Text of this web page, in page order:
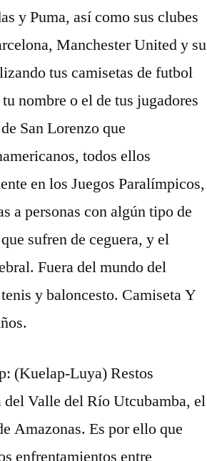
y Puma, así como sus clubes
Manchester United y su
tus camisetas de futbol
nombre o el de tus jugadores
San Lorenzo que
todos ellos
en los Juegos Paralímpicos,
a personas con algún tipo de
sufren de ceguera, y el
Fuera del mundo del
y baloncesto. Camiseta Y
(Kuelap-Luya) Restos
Valle del Río Utcubamba, el
Amazonas. Es por ello que
enfrentamientos entre